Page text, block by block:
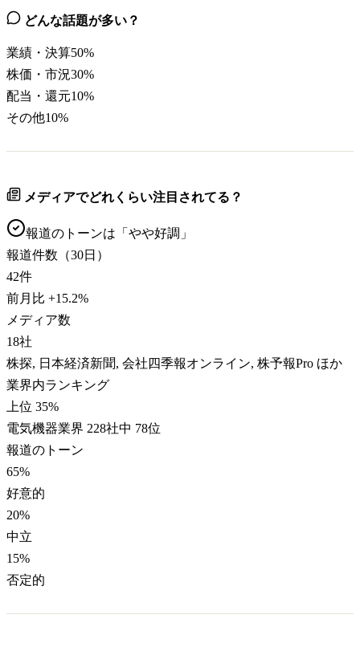
どんな話題が多い？
業績・決算50%
株価・市況30%
配当・還元10%
その他10%
メディアでどれくらい注目されてる？
報道のトーンは「 やや好調 」
報道件数（30日）
42件
前月比 +15.2%
メディア数
18社
株探, 日本経済新聞, 会社四季報オンライン, 株予報Pro ほか
業界内ランキング
上位 35%
電気機器業界 228社中 78位
報道のトーン
65%
好意的
20%
中立
15%
否定的